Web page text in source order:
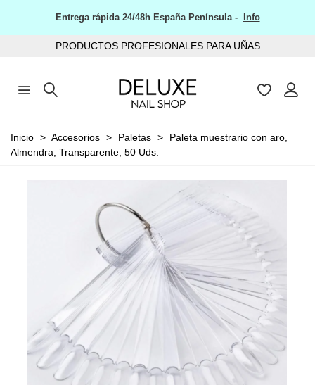
Entrega rápida 24/48h España Península - Info
PRODUCTOS PROFESIONALES PARA UÑAS
Inicio > Accesorios > Paletas >
Paleta muestrario con aro,
Almendra, Transparente, 50 Uds.